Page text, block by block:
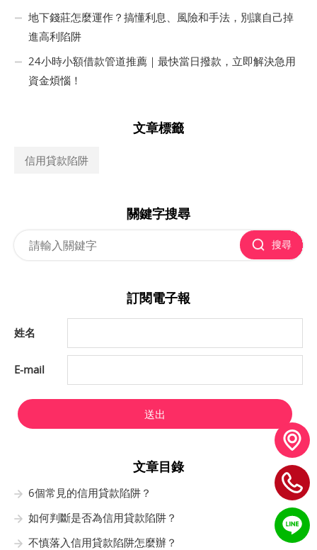
地下錢莊怎麼運作？搞懂利息、風險和手法，別讓自己掉
進高利陷阱
24小時小額借款管道推薦｜最快當日撥款，立即解決急用
資金煩惱！
文章標籤
信用貸款陷阱
關鍵字搜尋
搜尋
訂閱電子報
姓名
E-mail
送出
文章目錄
6個常見的信用貸款陷阱？
如何判斷是否為信用貸款陷阱？
不慎落入信用貸款陷阱怎麼辦？